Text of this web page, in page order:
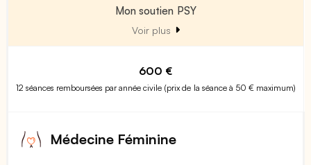
Mon soutien PSY
Voir plus
600 €
12 séances remboursées par année civile (prix de la séance à 50 € maximum)
Médecine Féminine